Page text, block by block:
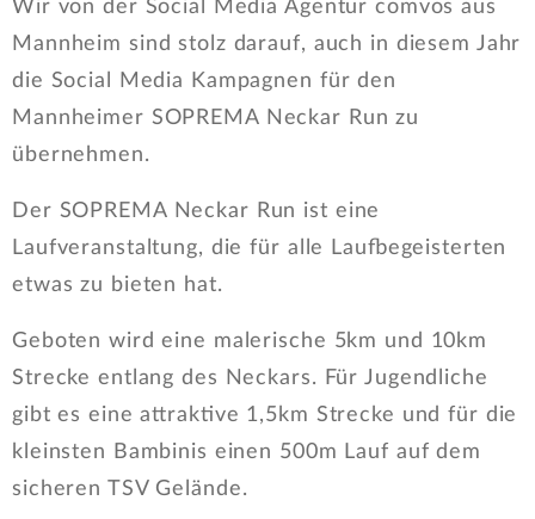
Wir von der Social Media Agentur comvos aus
Mannheim sind stolz darauf, auch in diesem Jahr
die Social Media Kampagnen für den
Mannheimer SOPREMA Neckar Run zu
übernehmen.
Der SOPREMA Neckar Run ist eine
Laufveranstaltung, die für alle Laufbegeisterten
etwas zu bieten hat.
Geboten wird eine malerische 5km und 10km
Strecke entlang des Neckars. Für Jugendliche
gibt es eine attraktive 1,5km Strecke und für die
kleinsten Bambinis einen 500m Lauf auf dem
sicheren TSV Gelände.